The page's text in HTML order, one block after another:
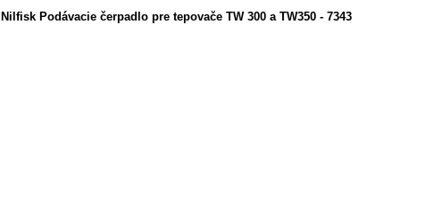
Nilfisk Podávacie čerpadlo pre tepovače TW 300 a TW350 - 7343